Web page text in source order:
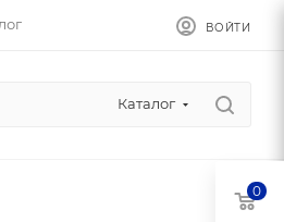
ВОЙТИ
Каталог
0